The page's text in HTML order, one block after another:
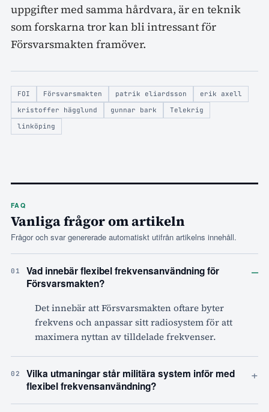
uppgifter med samma hårdvara, är en teknik
som forskarna tror kan bli intressant för
Försvarsmakten framöver.
FOI Försvarsmakten patrik eliardsson
erik axell
kristoffer hägglund
gunnar bark
Telekrig
linköping
FAQ
Vanliga frågor om artikeln
Frågor och svar genererade automatiskt utifrån artikelns innehåll.
01
Vad innebär flexibel frekvensanvändning för
Försvarsmakten?
–
Det innebär att Försvarsmakten oftare byter
frekvens och anpassar sitt radiosystem för att
maximera nyttan av tilldelade frekvenser.
02
Vilka utmaningar står militära system inför med
flexibel frekvensanvändning?
+